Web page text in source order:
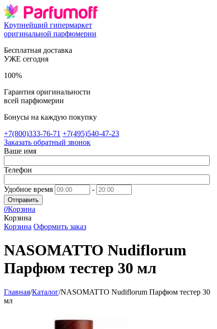
Крупнейший гипермаркет
оригинальной парфюмерии
Бесплатная доставка
УЖЕ сегодня
100%
Гарантия оригинальности
всей парфюмерии
Бонусы на каждую покупку
+7(800)333-76-71 +7(495)540-47-23
Заказать обратный звонок
Ваше имя
Телефон
Удобное время -
Отправить
0Корзина
Корзина
Корзина Оформить заказ
NASOMATTO Nudiflorum
Парфюм тестер 30 мл
Главная/Каталог/NASOMATTO Nudiflorum Парфюм тестер 30
мл